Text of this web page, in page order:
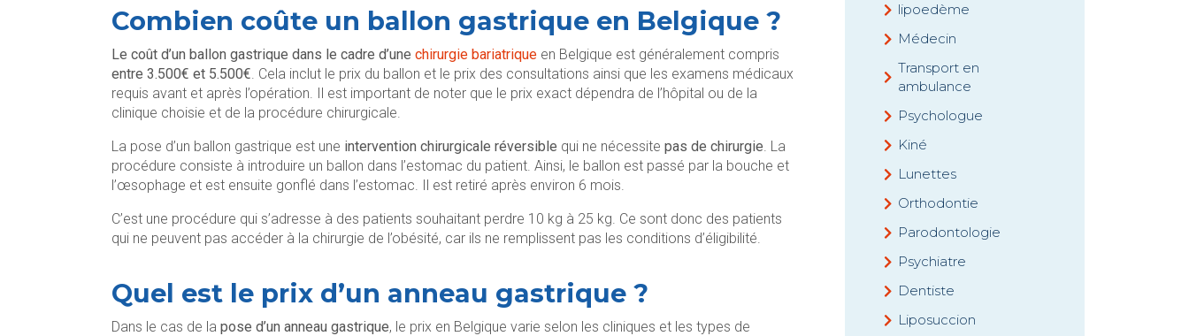
Combien coûte un ballon gastrique en Belgique ?
Le coût d’un ballon gastrique dans le cadre d’une chirurgie bariatrique en Belgique est généralement compris
entre 3.500€ et 5.500€. Cela inclut le prix du ballon et le prix des consultations ainsi que les examens médicaux
requis avant et après l’opération. Il est important de noter que le prix exact dépendra de l’hôpital ou de la
clinique choisie et de la procédure chirurgicale.
La pose d’un ballon gastrique est une intervention chirurgicale réversible qui ne nécessite pas de chirurgie. La
procédure consiste à introduire un ballon dans l’estomac du patient. Ainsi, le ballon est passé par la bouche et
l’œsophage et est ensuite gonflé dans l’estomac. Il est retiré après environ 6 mois.
C’est une procédure qui s’adresse à des patients souhaitant perdre 10 kg à 25 kg. Ce sont donc des patients
qui ne peuvent pas accéder à la chirurgie de l’obésité, car ils ne remplissent pas les conditions d’éligibilité.
Quel est le prix d’un anneau gastrique ?
Dans le cas de la pose d’un anneau gastrique, le prix en Belgique varie selon les cliniques et les types de
lipoedème
Médecin
Transport en
ambulance
Psychologue
Kiné
Lunettes
Orthodontie
Parodontologie
Psychiatre
Dentiste
Liposuccion